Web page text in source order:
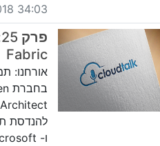
34:03 19/07/2018
Fabric
להנדסת
ו- Microsoft